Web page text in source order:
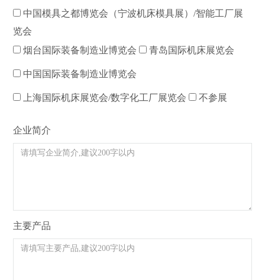
中国模具之都博览会（宁波机床模具展）/智能工厂展
览会
烟台国际装备制造业博览会
青岛国际机床展览会
中国国际装备制造业博览会
上海国际机床展览会/数字化工厂展览会 不参展
企业简介
主要产品